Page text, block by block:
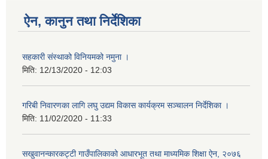
ऐन, कानुन तथा निर्देशिका
सहकारी संस्थाको विनियमको नमुना ।
मिति: 12/13/2020 - 12:03
गरिबी निवारणका लागि लघु उद्यम विकास कार्यक्रम सञ्चालन निर्देशिका ।
मिति: 11/02/2020 - 11:33
सखुवानन्कारकट्टी गाउँपालिकाको आधारभूत तथा माध्यमिक शिक्षा ऐन, २०७६